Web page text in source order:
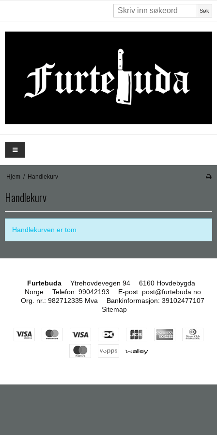
Søk
Hjem / Handlekurv
Handlekurv
Handlekurven er tom
Furtebuda Ytrehovdevegen 94
6160 Hovdebygda
Norge
Telefon: 99042193 E-post: post@furtebuda.no
Org. nr. : 982712335 Mva Bankinformasjon: 39102477107
Sitemap